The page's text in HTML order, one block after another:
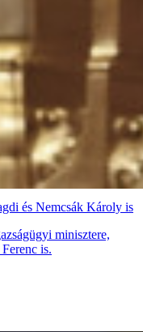
és Nemcsák Károly is
minisztere,
is.